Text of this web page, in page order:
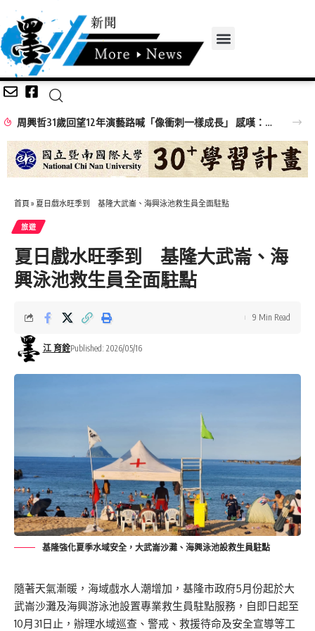
周興哲31歲回望12年演藝路喊「像衝刺一樣成長」 感嘆：以前的傷痕都是蛻變的殼
首頁 » 夏日戲水旺季到 基隆大武崙、海興泳池救生員全面駐點
旅遊
夏日戲水旺季到 基隆大武崙、海
興泳池救生員全面駐點
江 育銓Published: 2026/05/16
9 Min Read
基隆強化夏季水域安全，大武崙沙灘、海興泳池設救生員駐點
隨著天氣漸暖，海域戲水人潮增加，基隆市政府5月份起於大
武崙沙灘及海興游泳池設置專業救生員駐點服務，自即日起至
10月31日止，辦理水域巡查、警戒、救援待命及安全宣導等工